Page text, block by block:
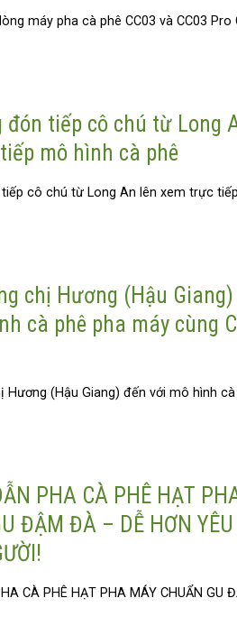
máy pha cà phê CC03 và CC03 Pro
đón tiếp cô chú từ Long
mô hình cà phê
cô chú từ Long An lên xem trực
chị Hương (Hậu
cà phê pha máy cùng
Hương (Hậu Giang) đến với mô hình
PHA CÀ PHÊ HẠT
ĐẬM ĐÀ – DỄ HƠN YÊU
CÀ PHÊ HẠT PHA MÁY CHUẨN GU